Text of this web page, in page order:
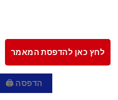
לחץ כאן להדפסת המאמר
הדפסה 🖨